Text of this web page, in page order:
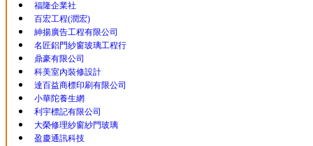
福隆企業社
百宏工程(潤宏)
紳揚廣告工程有限公司
名匠鋁門紗窗玻璃工程行
鼎豪有限公司
科美室內裝修設計
達百益商標印刷有限公司
小華陀養生網
利宇標記有限公司
大榮修理紗窗紗門玻璃
盈慶通訊科技